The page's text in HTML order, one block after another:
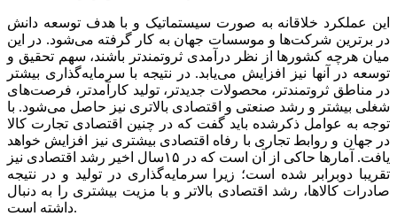
این عملکرد خلاقانه به صورت سیستماتیک و با هدف توسعه دانش
در برترین شرکت‌ها و موسسات جهان به کار گرفته می‌شود. در این
میان هرچه کشورها از نظر درآمدی ثروتمندتر باشند، سهم تحقیق و
توسعه در آنها نیز افزایش می‌یابد. در نتیجه با سرمایه‌گذاری بیشتر
در مناطق ثروتمندتر، محصولات جدیدتر، تولید کارآمدتر، فرصت‌های
شغلی بیشتر و رشد صنعتی و اقتصادی بالاتری نیز حاصل می‌شود. با
توجه به عوامل ذکرشده باید گفت که در چنین اقتصادی تجارت کالا
در جهان و روابط تجاری با رفاه اقتصادی بیشتری نیز افزایش خواهد
یافت. آمارها حاکی از آن است که در ۱۵سال اخیر رشد اقتصادی نیز
تقریبا دوبرابر شده است؛ زیرا سرمایه‌گذاری در تولید و در نتیجه
صادرات کالاها، رشد اقتصادی بالاتر و با مزیت بیشتری را به دنبال
داشته است.